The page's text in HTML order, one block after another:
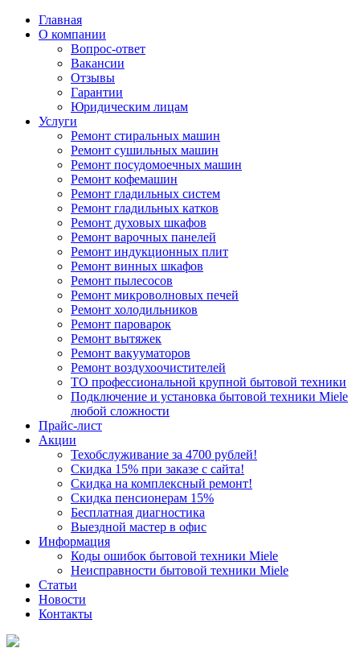
Главная
О компании
Вопрос-ответ
Вакансии
Отзывы
Гарантии
Юридическим лицам
Услуги
Ремонт стиральных машин
Ремонт сушильных машин
Ремонт посудомоечных машин
Ремонт кофемашин
Ремонт гладильных систем
Ремонт гладильных катков
Ремонт духовых шкафов
Ремонт варочных панелей
Ремонт индукционных плит
Ремонт винных шкафов
Ремонт пылесосов
Ремонт микроволновых печей
Ремонт холодильников
Ремонт пароварок
Ремонт вытяжек
Ремонт вакууматоров
Ремонт воздухоочистителей
ТО профессиональной крупной бытовой техники
Подключение и установка бытовой техники Miele
любой сложности
Прайс-лист
Акции
Техобслуживание за 4700 рублей!
Cкидка 15% при заказе с сайта!
Скидка на комплексный ремонт!
Скидка пенсионерам 15%
Бесплатная диагностика
Выездной мастер в офис
Информация
Коды ошибок бытовой техники Miele
Неисправности бытовой техники Miele
Статьи
Новости
Контакты